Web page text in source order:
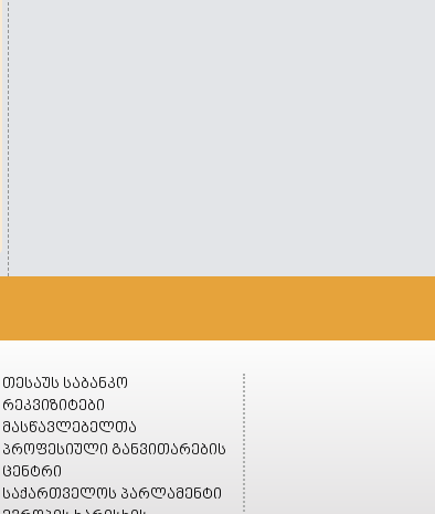
თესაუს საბანკო
რეკვიზიტები
მასწავლებელთა
პროფესიული განვითარების
ცენტრი
საქართველოს პარლამენტი